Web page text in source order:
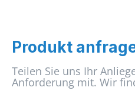
Produkt
Teilen Sie uns Ihr
Anforderung mit. Wir